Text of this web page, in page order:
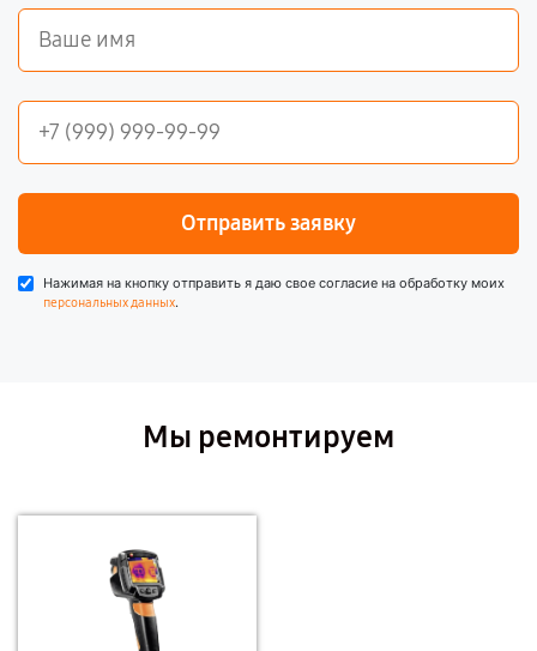
Отправить заявку
Нажимая на кнопку отправить я даю свое согласие на обработку моих
персональных данных.
Мы ремонтируем